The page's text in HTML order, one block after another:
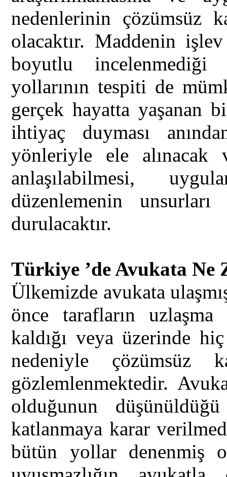
nedenlerinin çözümsüz
olacaktır. Maddenin işlev
boyutlu
yollarının tespiti de
gerçek hayatta yaşanan
ihtiyaç duyması
yönleriyle ele
anlaşılabilmesi,
düzenlemenin
durulacaktır.
Türkiye ’de Avukata
Ülkemizde avukata
önce tarafların uzlaşma
kaldığı veya üzerinde
nedeniyle çözümsüz
gözlemlenmektedir.
olduğunun
katlanmaya karar
bütün yollar denenmiş